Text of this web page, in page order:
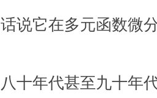
话说它在多元函数微
八十年代甚至九十年